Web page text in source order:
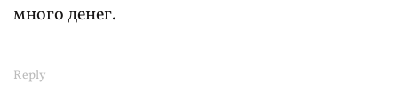
много денег.
Reply